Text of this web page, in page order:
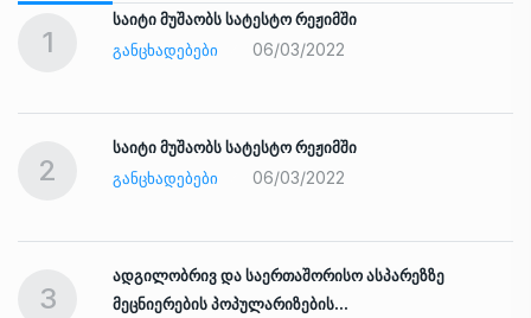
1
საიტი მუშაობს სატესტო რეჟიმში
ᲒᲐᲜᲪᲮᲐᲓᲔᲑᲔᲑᲘ
06/03/2022
2
საიტი მუშაობს სატესტო რეჟიმში
ᲒᲐᲜᲪᲮᲐᲓᲔᲑᲔᲑᲘ
06/03/2022
3
ადგილობრივ და საერთაშორისო ასპარეზზე
მეცნიერების პოპულარიზების…